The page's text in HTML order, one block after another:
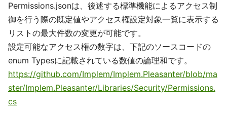
Permissions.jsonは、後述する標準機能によるアクセス制
御を行う際の既定値やアクセス権設定対象一覧に表示する
リストの最大件数の変更が可能です。
設定可能なアクセス権の数字は、下記のソースコードの
enum Typesに記載されている数値の論理和です。
https://github.com/Implem/Implem.Pleasanter/blob/ma
ster/Implem.Pleasanter/Libraries/Security/Permissions.
cs